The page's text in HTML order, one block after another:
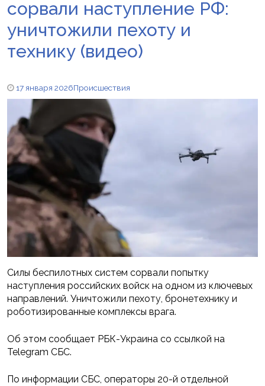
сорвали наступление РФ:
уничтожили пехоту и
технику (видео)
17 января 2026Происшествия
Силы беспилотных систем сорвали попытку
наступления российских войск на одном из ключевых
направлений. Уничтожили пехоту, бронетехнику и
роботизированные комплексы врага.
Об этом сообщает РБК-Украина со ссылкой на
Telegram СБС.
По информации СБС, операторы 20-й отдельной